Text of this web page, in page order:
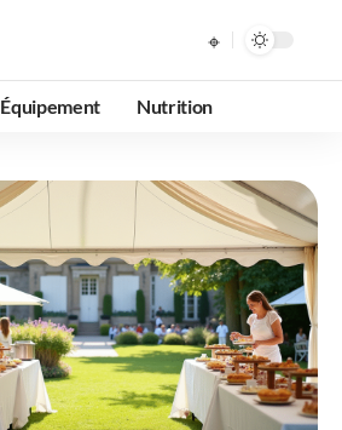
Équipement Nutrition